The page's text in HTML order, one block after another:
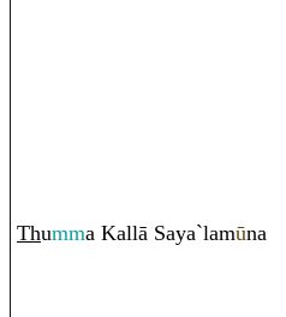
Thumma Kallā Saya`lamūna